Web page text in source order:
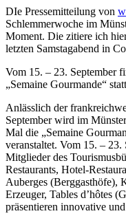
DIe Pressemitteilung von
Schlemmerwoche im
Moment. Die zitiere ich
letzten Samstagabend in
Vom 15. – 23. September
„Semaine Gourmande“
Anlässlich der
September wird im
Mal die „Semaine
veranstaltet. Vom 15. – 23.
Mitglieder des
Restaurants, Hotel-
Auberges (Berggasthöfe),
Erzeuger, Tables d’hôtes
präsentieren innovative